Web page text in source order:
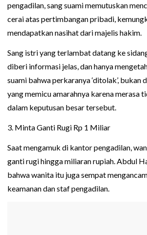
pengadilan, sang suami memutuskan
cerai atas pertimbangan pribadi,
mendapatkan nasihat dari majelis hakim.
Sang istri yang terlambat datang ke
diberi informasi jelas, dan hanya
suami bahwa perkaranya ‘ditolak’, bukan
yang memicu amarahnya karena merasa
dalam keputusan besar tersebut.
3. Minta Ganti Rugi Rp 1 Miliar
Saat mengamuk di kantor pengadilan,
ganti rugi hingga miliaran rupiah. Abdul
bahwa wanita itu juga sempat
keamanan dan staf pengadilan.